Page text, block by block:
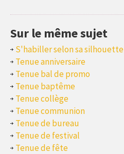
Sur le même sujet
S'habiller selon sa silhouette
Tenue anniversaire
Tenue bal de promo
Tenue baptême
Tenue collège
Tenue communion
Tenue de bureau
Tenue de festival
Tenue de fête